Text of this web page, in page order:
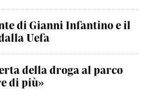
di Gianni Infantino e il
Uefa
della droga al parco
di più»